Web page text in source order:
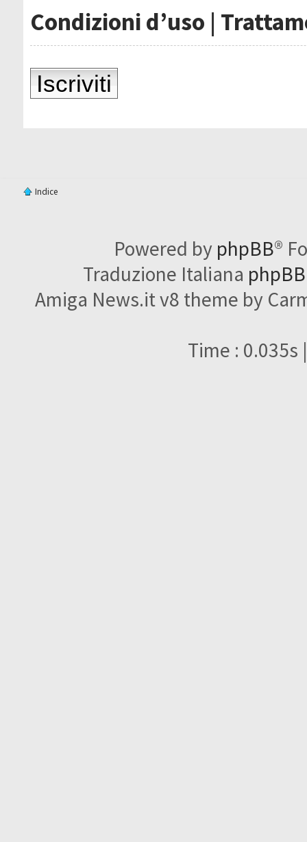
Condizioni d’uso |
Iscriviti
Indice
Powered by phpBB®
Traduzione Italiana
Amiga News.it v8 theme by
Time : 0.035s